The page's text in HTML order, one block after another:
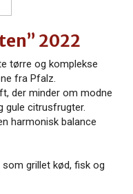
2022
tørre og komplekse
fra Pfalz.
der minder om modne
gule citrusfrugter.
harmonisk balance
grillet kød, fisk og